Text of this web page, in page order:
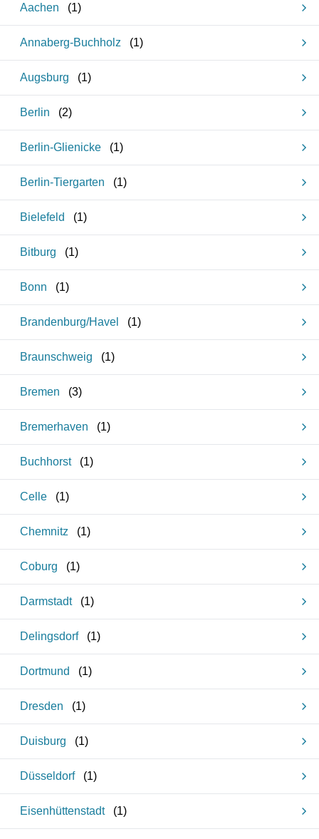
Aachen (1)
Annaberg-Buchholz (1)
Augsburg (1)
Berlin (2)
Berlin-Glienicke (1)
Berlin-Tiergarten (1)
Bielefeld (1)
Bitburg (1)
Bonn (1)
Brandenburg/Havel (1)
Braunschweig (1)
Bremen (3)
Bremerhaven (1)
Buchhorst (1)
Celle (1)
Chemnitz (1)
Coburg (1)
Darmstadt (1)
Delingsdorf (1)
Dortmund (1)
Dresden (1)
Duisburg (1)
Düsseldorf (1)
Eisenhüttenstadt (1)